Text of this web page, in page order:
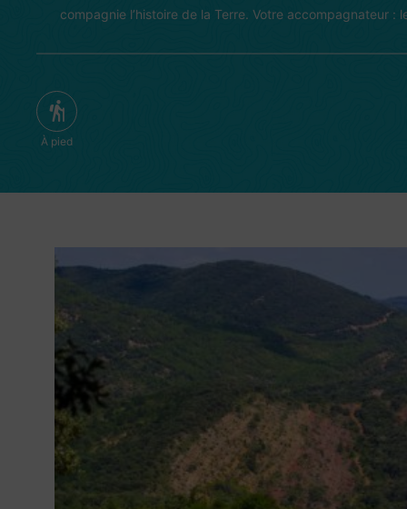
compagnie l’histoire de la Terre. Votre accompagnateur :
À pied